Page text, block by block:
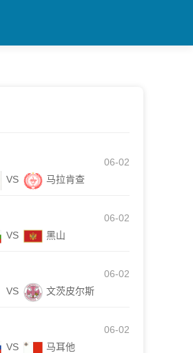
06-02
VS 马拉肯查
06-02
VS 黑山
06-02
VS 文茨皮尔斯
06-02
VS 马耳他